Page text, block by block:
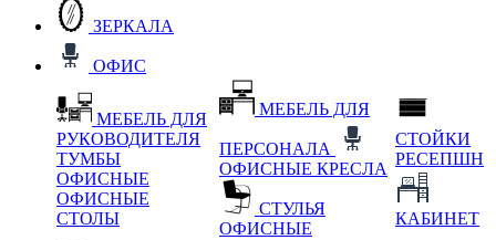
ЗЕРКАЛА
ОФИС
МЕБЕЛЬ ДЛЯ
РУКОВОДИТЕЛЯ
ТУМБЫ
ОФИСНЫЕ
ОФИСНЫЕ
СТОЛЫ
МЕБЕЛЬ ДЛЯ
ПЕРСОНАЛА
ОФИСНЫЕ КРЕСЛА
СТУЛЬЯ
ОФИСНЫЕ
СТОЙКИ
РЕСЕПШН
КАБИНЕТ